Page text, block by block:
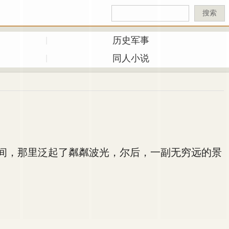
搜索
历史军事
同人小说
那里泛起了粼粼波光，尔后，一副无穷远的景